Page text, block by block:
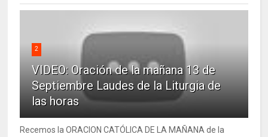
2
VIDEO: Oración de la mañana 13 de
Septiembre Laudes de la Liturgia de
las horas
Recemos la ORACION CATÓLICA DE LA MAÑANA de la